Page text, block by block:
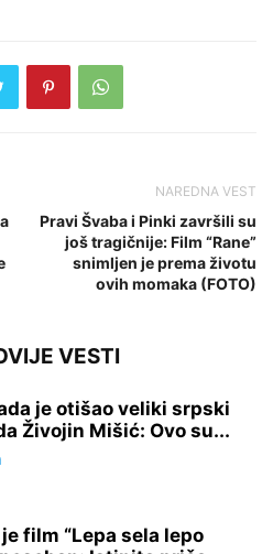
NAREDNA VEST
Pravi Švaba i Pinki završili su
još tragičnije: Film “Rane”
snimljen je prema životu
ovih momaka (FOTO)
VESTI
je otišao veliki srpski
Živojin Mišić: Ovo su...
film “Lepa sela lepo